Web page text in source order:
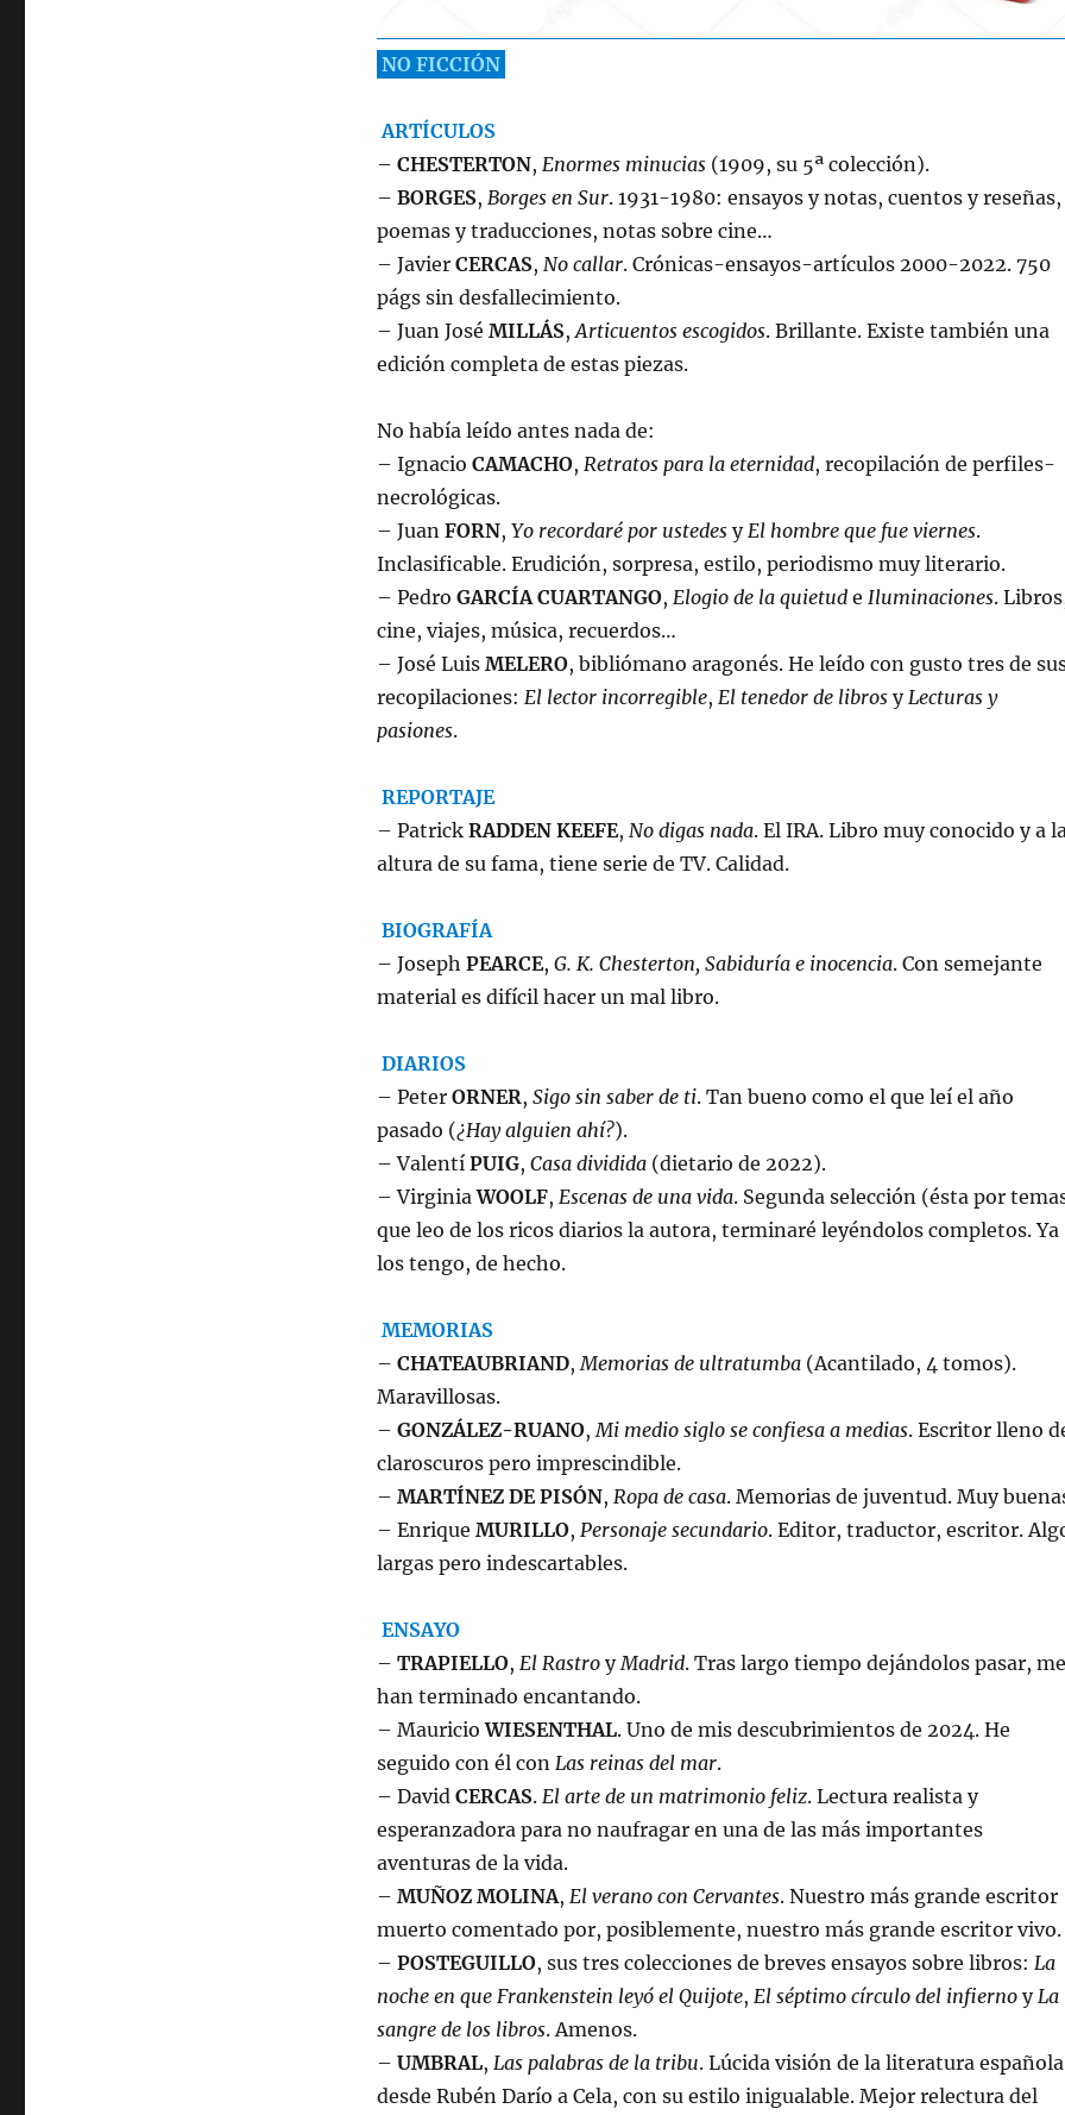
NO FICCIÓN
ARTÍCULOS
– CHESTERTON, Enormes minucias(1909, su 5ª colección).
– BORGES, Borges en Sur. 1931-1980: ensayos y notas, cuentos y reseñas,
poemas y traducciones, notas sobre cine…
– Javier CERCAS, No callar. Crónicas-ensayos-artículos 2000-2022. 750
págs sin desfallecimiento.
– Juan José MILLÁS, Articuentos escogidos. Brillante. Existe también una
edición completa de estas piezas.
No había leído antes nada de:
– Ignacio CAMACHO, Retratos para la eternidad, recopilación de perfiles-
necrológicas.
– Juan FORN, Yo recordaré por ustedesy El hombre que fue viernes.
Inclasificable. Erudición, sorpresa, estilo, periodismo muy literario.
– Pedro GARCÍA CUARTANGO, Elogio de la quietude Iluminaciones.
cine, viajes, música, recuerdos…
– José Luis MELERO, bibliómano aragonés. He leído con gusto tres de
recopilaciones: El lector incorregible, El tenedor de librosy Lecturas y
pasiones.
REPORTAJE
– Patrick RADDEN KEEFE, No digas nada. El IRA. Libro muy conocido y a
altura de su fama, tiene serie de TV. Calidad.
BIOGRAFÍA
– Joseph PEARCE, G. K. Chesterton, Sabiduría e inocencia. Con semejante
material es difícil hacer un mal libro.
DIARIOS
– Peter ORNER, Sigo sin saber de ti. Tan bueno como el que leí el año
pasado (¿Hay alguien ahí?).
– Valentí PUIG, Casa dividida(dietario de 2022).
– VirginiaWOOLF, Escenas de una vida. Segunda selección (ésta por
que leo de los ricos diarios la autora, terminaré leyéndolos completos. Ya
los tengo, de hecho.
MEMORIAS
– CHATEAUBRIAND, Memorias de ultratumba(Acantilado, 4 tomos).
Maravillosas.
– GONZÁLEZ-RUANO, Mi medio siglo se confiesa a medias. Escritor lleno
claroscuros pero imprescindible.
– MARTÍNEZ DE PISÓN, Ropa de casa. Memorias de juventud. Muy
– Enrique MURILLO, Personaje secundario. Editor, traductor, escritor.
largas pero indescartables.
ENSAYO
– TRAPIELLO, El Rastroy Madrid. Tras largo tiempo dejándolos pasar, me
han terminado encantando.
– MauricioWIESENTHAL. Uno de mis descubrimientos de 2024. He
seguido con él con Las reinas del mar.
– David CERCAS. El arte de un matrimonio feliz. Lectura realista y
esperanzadora para no naufragar en una de las más importantes
aventuras de la vida.
– MUÑOZ MOLINA, El verano con Cervantes. Nuestro más grande escritor
muerto comentado por, posiblemente, nuestro más grande escritor vivo.
– POSTEGUILLO, sus tres colecciones de breves ensayos sobre libros: La
noche en que Frankenstein leyó el Quijote, El séptimo círculo del infiernoy La
sangre de los libros. Amenos.
– UMBRAL, Las palabras de la tribu. Lúcida visión de la literatura española
desde Rubén Darío a Cela, con su estilo inigualable. Mejor relectura del